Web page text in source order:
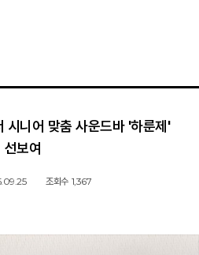
시니어 맞춤 사운드바 '하룬제'
선보여
조회수 1,367